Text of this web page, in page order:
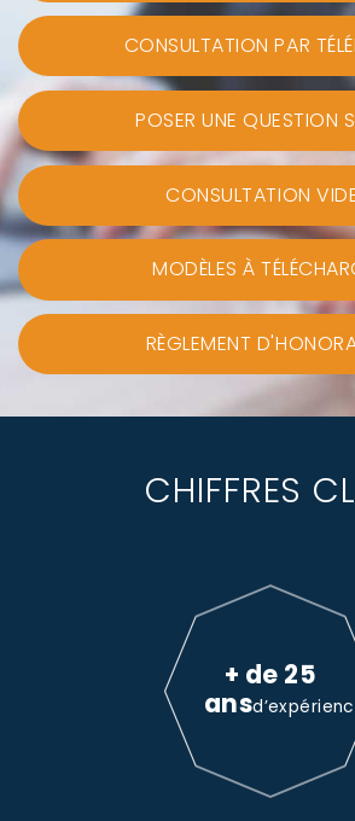
CONSULTATION PAR
POSER UNE QUESTION
CONSULTATION
MODÈLES À
RÈGLEMENT
CHIFFRES
+ de 25
ans